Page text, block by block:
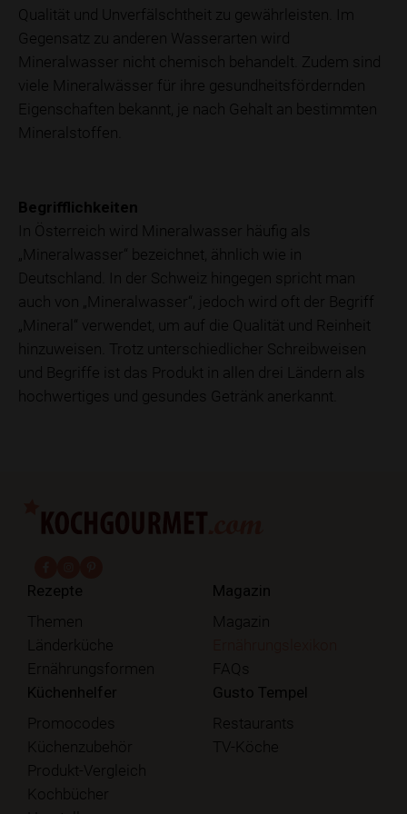
Qualität und Unverfälschtheit zu gewährleisten. Im
Gegensatz zu anderen Wasserarten wird
Mineralwasser nicht chemisch behandelt. Zudem sind
viele Mineralwässer für ihre gesundheitsfördernden
Eigenschaften bekannt, je nach Gehalt an bestimmten
Mineralstoffen.
Begrifflichkeiten
In Österreich wird Mineralwasser häufig als
„Mineralwasser“ bezeichnet, ähnlich wie in
Deutschland. In der Schweiz hingegen spricht man
auch von „Mineralwasser“, jedoch wird oft der Begriff
„Mineral“ verwendet, um auf die Qualität und Reinheit
hinzuweisen. Trotz unterschiedlicher Schreibweisen
und Begriffe ist das Produkt in allen drei Ländern als
hochwertiges und gesundes Getränk anerkannt.
Rezepte
Themen
Länderküche
Ernährungsformen
Magazin
Magazin
FAQs
Küchenhelfer
Promocodes
Küchenzubehör
Produkt-Vergleich
Kochbücher
Gusto Tempel
Restaurants
TV-Köche